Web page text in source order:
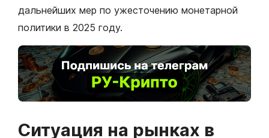
дальнейших мер по ужесточению монетарной
политики в 2025 году.
Ситуация на рынках в